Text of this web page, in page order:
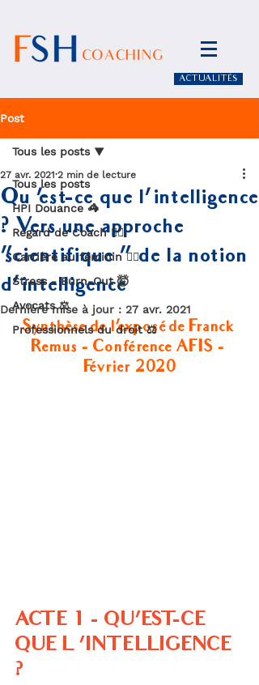
ACTUALITÉS
Post
Tous les posts
HPI Douance 🦓
Regard de Coach 🧏‍♀️
Carrière au féminin 🙋‍♀️
Stress - Burn-Out 🤯
Avocats ⚖️
Professionnels du droit ⚖️
Tous les posts
Qu 'est-ce que l'intelligence
? Vers une approche
"scientifique " de la notion
d'intelligence
27 avr. 2021 2 min de lecture
Dernière mise à jour : 27 avr. 2021
Synthèse de l'exposé de Franck
Remus - Conférence AFIS -
Février 2020
ACTE 1 - QU’EST-CE
QUE L ’INTELLIGENCE
?